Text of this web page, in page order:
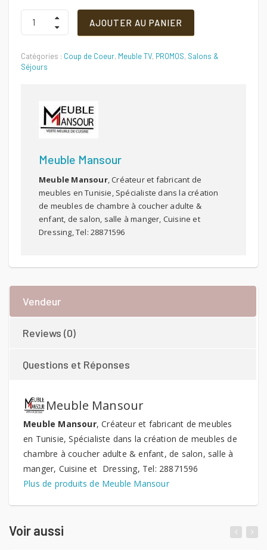
800 DT.760 DT.
Meuble
moderne
AJOUTER AU PANIER
Catégories : Coup de Coeur, Meuble TV, PROMOS, Salons &
Séjours
Meuble Mansour
Meuble Mansour, Créateur et fabricant de
meubles en Tunisie, Spécialiste dans la création
de meubles de chambre à coucher adulte &
enfant, de salon, salle à manger, Cuisine et
Dressing, Tel: 28871596
Vendeur
Reviews (0)
Questions et Réponses
Meuble Mansour
Meuble Mansour, Créateur et fabricant de meubles
en Tunisie, Spécialiste dans la création de meubles de
chambre à coucher adulte & enfant, de salon, salle à
manger, Cuisine et Dressing, Tel: 28871596
Plus de produits de Meuble Mansour
Voir aussi